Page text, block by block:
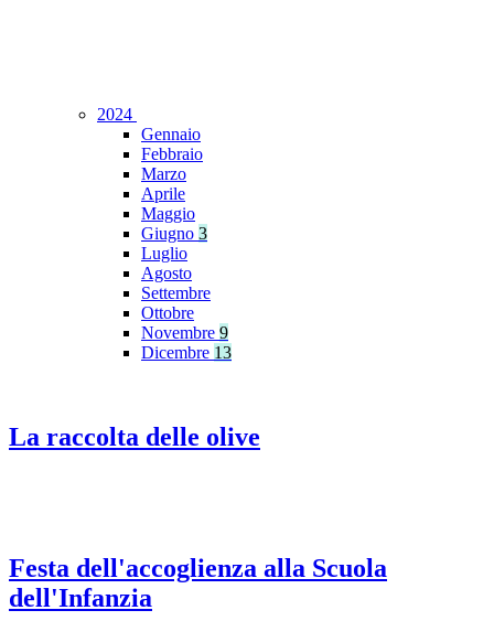
2024
Gennaio
Febbraio
Marzo
Aprile
Maggio
Giugno 3
Luglio
Agosto
Settembre
Ottobre
Novembre 9
Dicembre 13
La raccolta delle olive
Festa dell'accoglienza alla Scuola
dell'Infanzia